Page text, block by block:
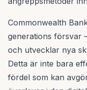
Commonwealth
generations försvar
och utvecklar nya
Detta är inte bara
fördel som kan